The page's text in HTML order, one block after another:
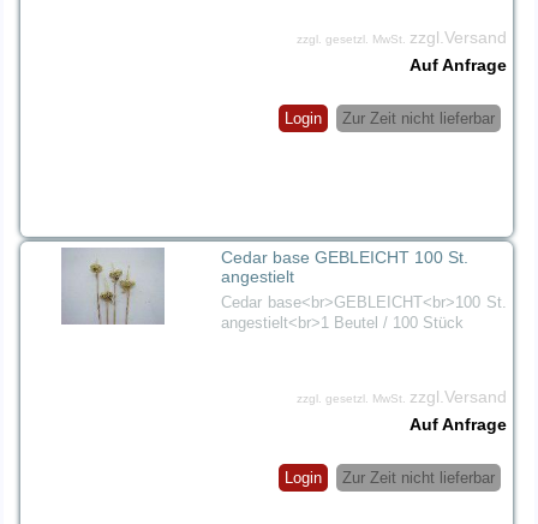
zzgl. gesetzl. MwSt.
zzgl.Versand
Auf Anfrage
Zur Zeit nicht lieferbar
Login
Cedar base GEBLEICHT 100 St.
angestielt
Cedar base<br>GEBLEICHT<br>100 St.
angestielt<br>1 Beutel / 100 Stück
zzgl. gesetzl. MwSt.
zzgl.Versand
Auf Anfrage
Zur Zeit nicht lieferbar
Login